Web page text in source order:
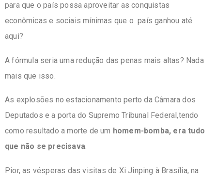
para que o país possa aproveitar as conquistas
econômicas e sociais mínimas que o país ganhou até
aqui?
A fórmula seria uma redução das penas mais altas? Nada
mais que isso.
As explosões no estacionamento perto da Câmara dos
Deputados e a porta do Supremo Tribunal Federal,tendo
como resultado a morte de um homem-bomba, era tudo
que não se precisava.
Pior, as vésperas das visitas de Xi Jinping à Brasília, na